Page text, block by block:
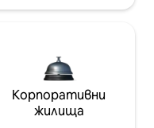
Корпоративни
жилища